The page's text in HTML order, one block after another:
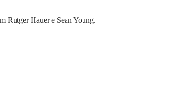
Rutger Hauer e Sean Young.